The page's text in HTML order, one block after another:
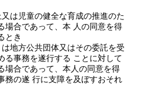
は児童の健全な育成の推進のた
場合であって、本 人の同意を得
とき
地方公共団体又はその委託を受
る事務を遂行する ことに対して
場合であって、本人の同意を得
務の遂 行に支障を及ぼすおそれ